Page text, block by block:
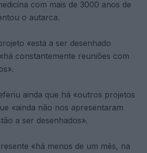
com mais de 3000 anos de
o autarca.
«está a ser desenhado
constantemente reuniões com
ainda que há «outros projetos
«ainda não nos apresentaram
a ser desenhados».
«há menos de um mês, na